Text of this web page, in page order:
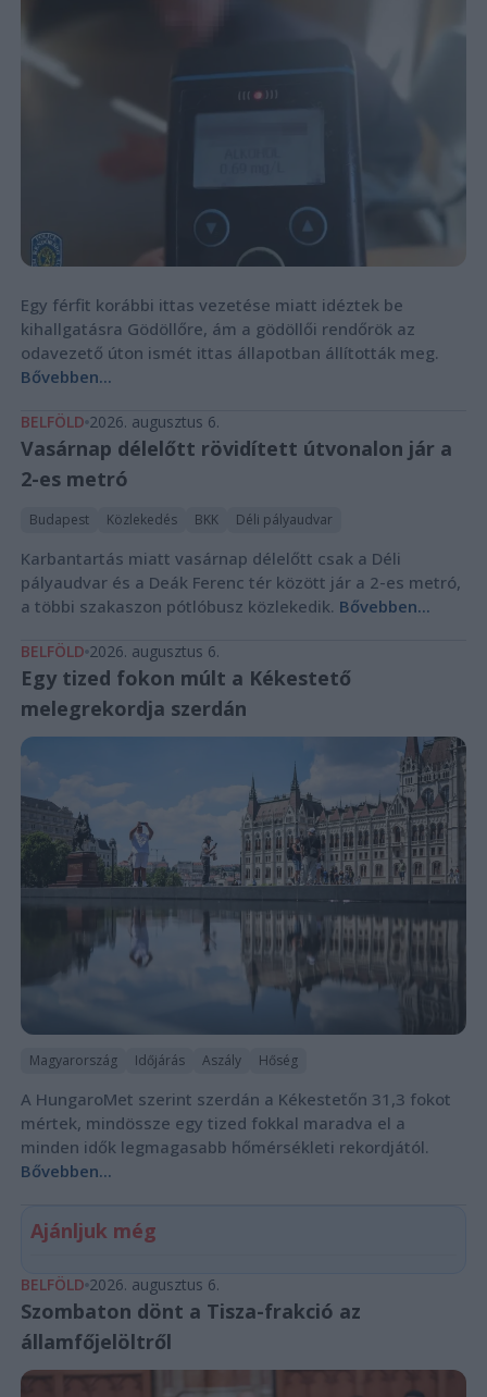
Egy férfit korábbi ittas vezetése miatt idéztek be
kihallgatásra Gödöllőre, ám a gödöllői rendőrök az
odavezető úton ismét ittas állapotban állították meg.
Bővebben...
BELFÖLD 2026. augusztus 6.
Vasárnap délelőtt rövidített útvonalon jár a
2-es metró
Budapest Közlekedés BKK Déli pályaudvar
Karbantartás miatt vasárnap délelőtt csak a Déli
pályaudvar és a Deák Ferenc tér között jár a 2-es metró,
a többi szakaszon pótlóbusz közlekedik. Bővebben...
BELFÖLD 2026. augusztus 6.
Egy tized fokon múlt a Kékestető
melegrekordja szerdán
Magyarország Időjárás Aszály Hőség
A HungaroMet szerint szerdán a Kékestetőn 31,3 fokot
mértek, mindössze egy tized fokkal maradva el a
minden idők legmagasabb hőmérsékleti rekordjától.
Bővebben...
Ajánljuk még
BELFÖLD 2026. augusztus 6.
Szombaton dönt a Tisza-frakció az
államfőjelöltről